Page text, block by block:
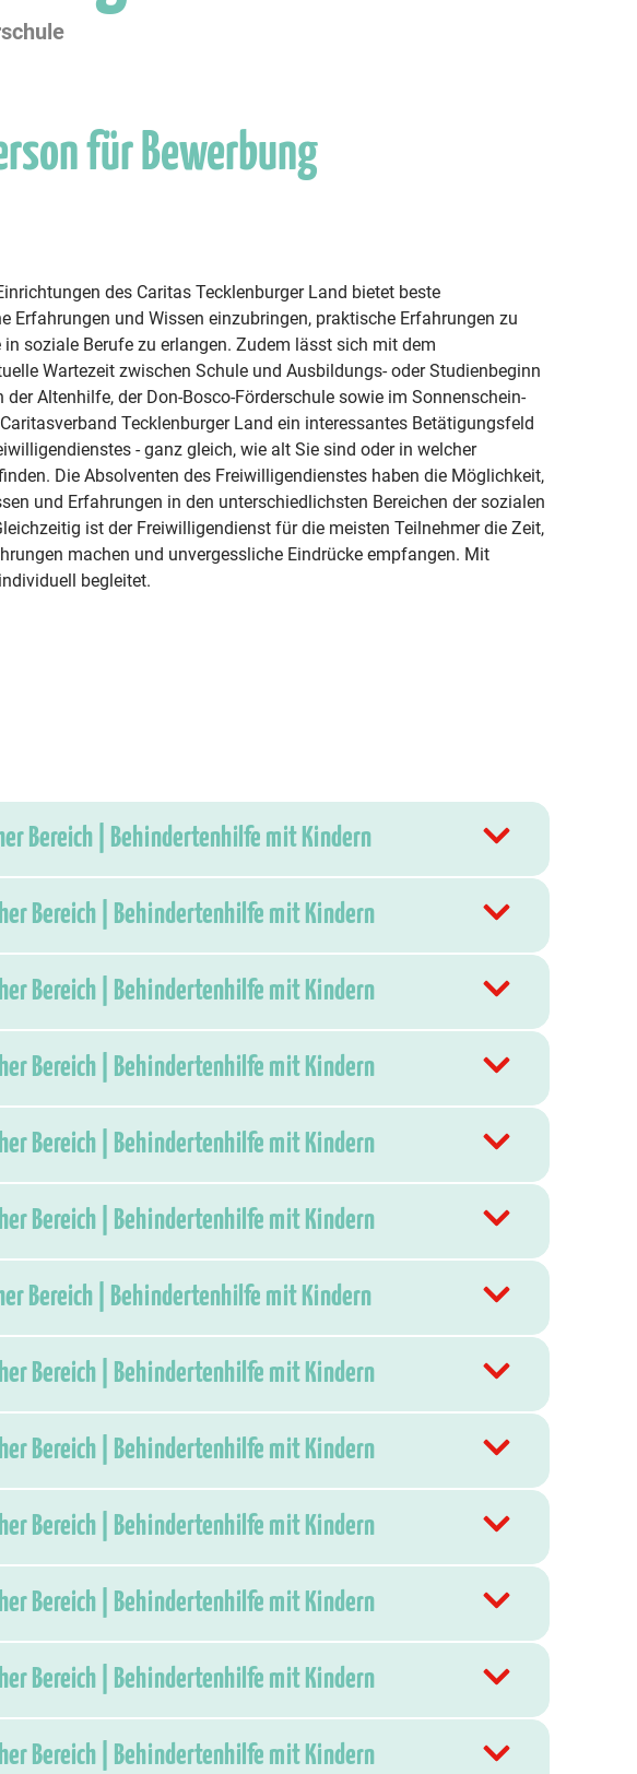
für Bewerbung
des Caritas Tecklenburger Land bietet beste
Erfahrungen und Wissen einzubringen, praktische Erfahrungen zu
soziale Berufe zu erlangen. Zudem lässt sich mit dem
Wartezeit zwischen Schule und Ausbildungs- oder Studienbeginn
Altenhilfe, der Don-Bosco-Förderschule sowie im Sonnenschein-
Tecklenburger Land ein interessantes Betätigungsfeld
- ganz gleich, wie alt Sie sind oder in welcher
Die Absolventen des Freiwilligendienstes haben die Möglichkeit,
und Erfahrungen in den unterschiedlichsten Bereichen der sozialen
ist der Freiwilligendienst für die meisten Teilnehmer die Zeit,
machen und unvergessliche Eindrücke empfangen. Mit
begleitet.
Bereich | Behindertenhilfe mit Kindern
Bereich | Behindertenhilfe mit Kindern
Bereich | Behindertenhilfe mit Kindern
Bereich | Behindertenhilfe mit Kindern
Bereich | Behindertenhilfe mit Kindern
Bereich | Behindertenhilfe mit Kindern
Bereich | Behindertenhilfe mit Kindern
Bereich | Behindertenhilfe mit Kindern
Bereich | Behindertenhilfe mit Kindern
Bereich | Behindertenhilfe mit Kindern
Bereich | Behindertenhilfe mit Kindern
Bereich | Behindertenhilfe mit Kindern
Bereich | Behindertenhilfe mit Kindern